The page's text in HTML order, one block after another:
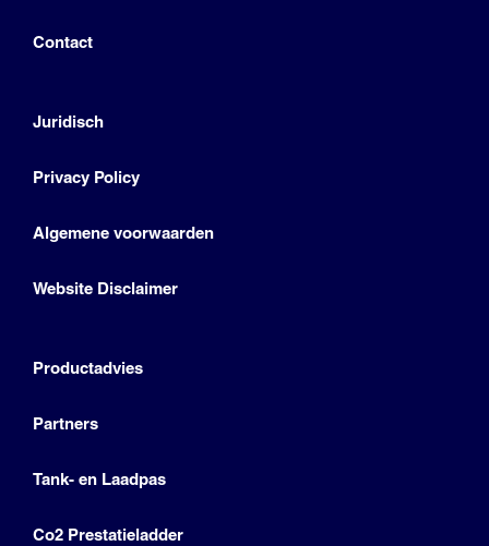
Contact
Juridisch
Privacy Policy
Algemene voorwaarden
Website Disclaimer
Productadvies
Partners
Tank- en Laadpas
Co2 Prestatieladder